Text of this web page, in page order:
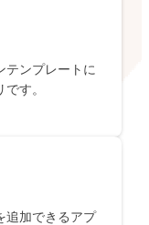
テンプレートに
す。
追加できるアプ